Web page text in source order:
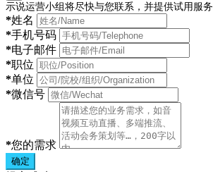
示说运营小组将尽快与您联系，并提供试用服务
*姓名
*手机号码
*电子邮件
*职位
*单位
*微信号
*您的需求
确定